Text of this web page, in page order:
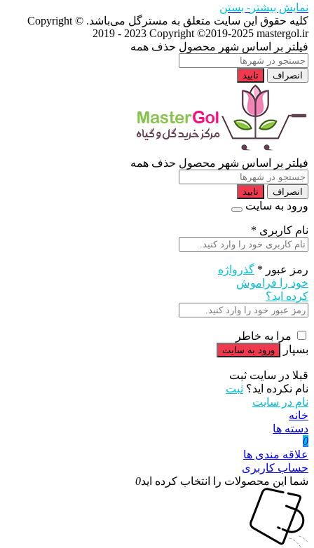
نمایش بیشتر - بستن
کلیه حقوق این سایت متعلق به مسترگل می‌باشد. Copyright ©
2019 - 2023 Copyright ©2019-2025 mastergol.ir
فیلتر بر اساس شهر محصول حذف همه
انصراف تایید
فیلتر بر اساس شهر محصول حذف همه
انصراف تایید
ورود به سایت
نام کاربری *
رمز عبور * گذرواژه
خود را فراموش
کرده اید؟
مرا به خاطر
بسپار
قبلا در سایت ثبت
نام نکرده اید؟ ثبت
نام در سایت
خانه
دسته ها
0
علاقه مندی ها
حساب کاربری
شما این محصولات را انتخاب کرده اید0